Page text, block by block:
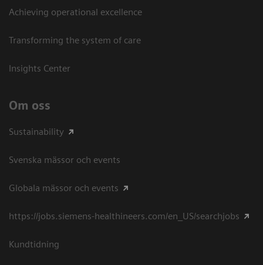
Achieving operational excellence​
Transforming the system of care
Insights Center
Om oss
Sustainability
Svenska mässor och events
Globala mässor och events
https://jobs.siemens-healthineers.com/en_US/searchjobs
Kundtidning